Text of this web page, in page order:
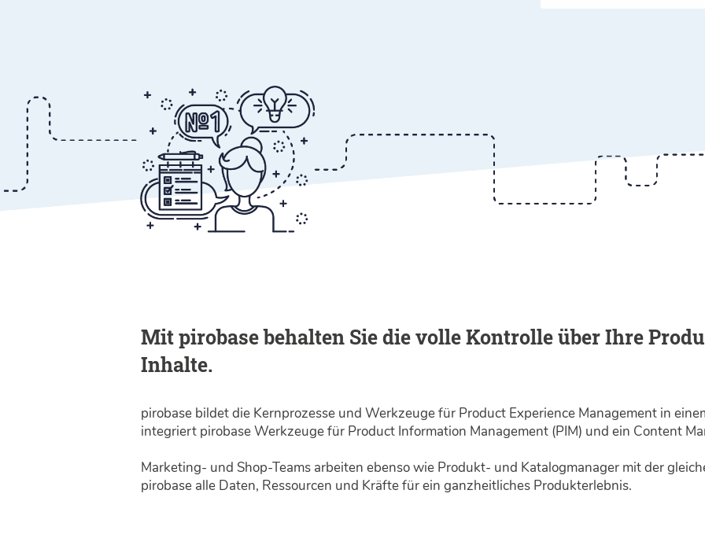
Mit pirobase behalten Sie die volle Kontrolle über Ihre
Inhalte.
pirobase bildet die Kern­prozesse und Werk­zeuge für Product Experience Management in
integriert pirobase Werk­zeuge für Product Information Management (PIM) und ein Content
Marketing- und Shop-Teams arbeiten ebenso wie Produkt- und Katalog­manager mit der
pirobase alle Daten, Ressour­cen und Kräfte für ein ganzheit­liches Produkt­erlebnis.